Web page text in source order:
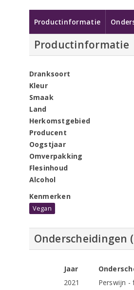
Productinformatie
Productinformatie
Dranksoort
Kleur
Smaak
Land
Herkomstgebied
Producent
Oogstjaar
Omverpakking
Flesinhoud
Alcohol
Kenmerken
Vegan
Onderscheidingen
Jaar
2021
Perswijn